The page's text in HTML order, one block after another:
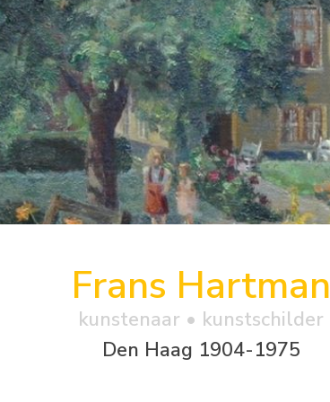
Frans Hartman
kunstenaar • kunstschilder
Den Haag 1904-1975